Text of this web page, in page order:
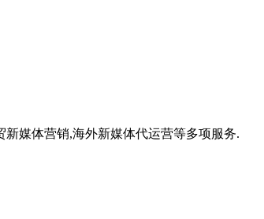
新媒体营销,海外新媒体代运营等多项服务.